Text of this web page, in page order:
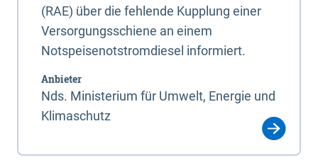
(RAE) über die fehlende Kupplung einer
Versorgungsschiene an einem
Notspeisenotstromdiesel informiert.
Anbieter
Nds. Ministerium für Umwelt, Energie und
Klimaschutz